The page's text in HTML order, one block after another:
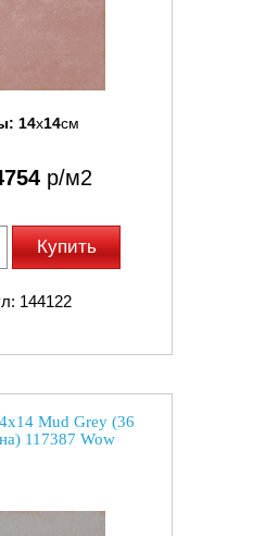
14x14см
р/м2
Купить
144122
Mud Grey (36
117387 Wow